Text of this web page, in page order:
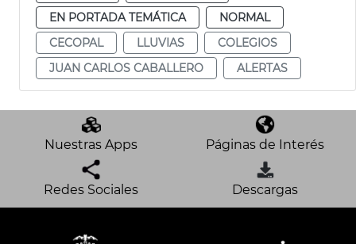
EN PORTADA TEMÁTICA
NORMAL
CECOPAL
LLUVIAS
COLEGIOS
JUAN CARLOS CABALLERO
ALERTAS
Nuestras Apps Páginas de Interés
Redes Sociales Descargas